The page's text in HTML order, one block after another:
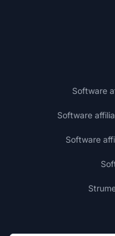
Software
Software
Software